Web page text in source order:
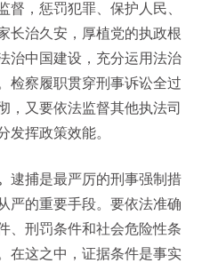
督，惩罚犯罪、保护人民、
长治久安，厚植党的执政根
治中国建设，充分运用法治
检察履职贯穿刑事诉讼全过
，又要依法监督其他执法司
发挥政策效能。
逮捕是最严厉的刑事强制措
严的重要手段。要依法准确
、刑罚条件和社会危险性条
在这之中，证据条件是事实